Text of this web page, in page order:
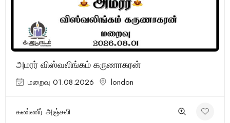
(1 Review)
அமரர் விஸ்வலிங்கம் கருணாகரன்
மறைவு 01.08.2026 london
கண்ணீர் அஞ்சலி